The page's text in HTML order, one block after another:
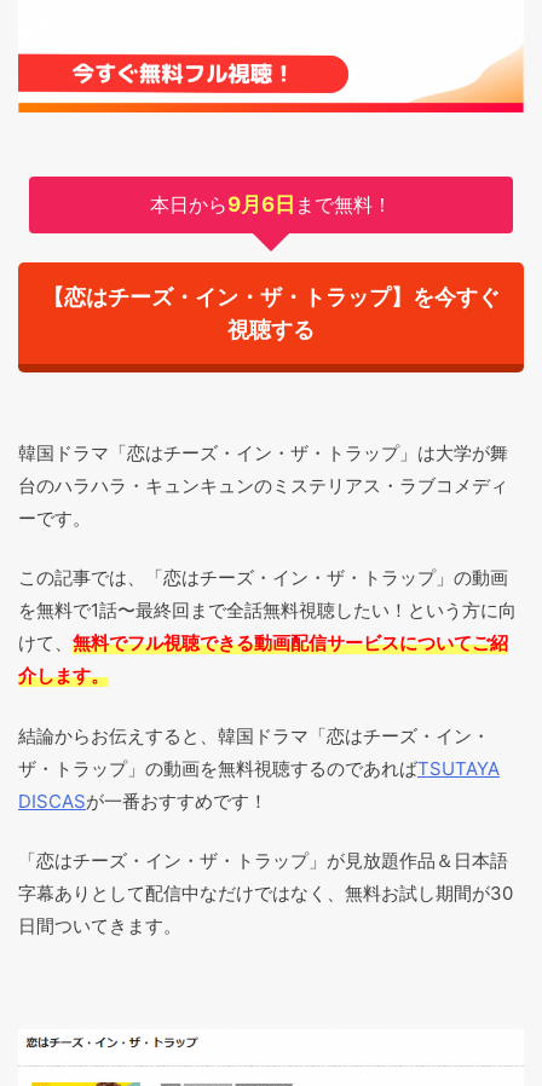
本日から9月6日 まで無料！
【恋はチーズ・イン・ザ・トラップ】を今すぐ
視聴する
韓国ドラマ「恋はチーズ・イン・ザ・トラップ」は大学が舞
台のハラハラ・キュンキュンのミステリアス・ラブコメディ
ーです。
この記事では、「恋はチーズ・イン・ザ・トラップ」の動画
を無料で1話〜最終回まで全話無料視聴したい！という方に向
けて、 無料でフル視聴できる動画配信サービスについてご紹
介します。
結論からお伝えすると、韓国ドラマ「恋はチーズ・イン・
ザ・トラップ」の動画を無料視聴するのであればTSUTAYA
DISCASが一番おすすめです！
「恋はチーズ・イン・ザ・トラップ」が見放題作品＆日本語
字幕ありとして配信中なだけではなく、無料お試し期間が30
日間ついてきます。